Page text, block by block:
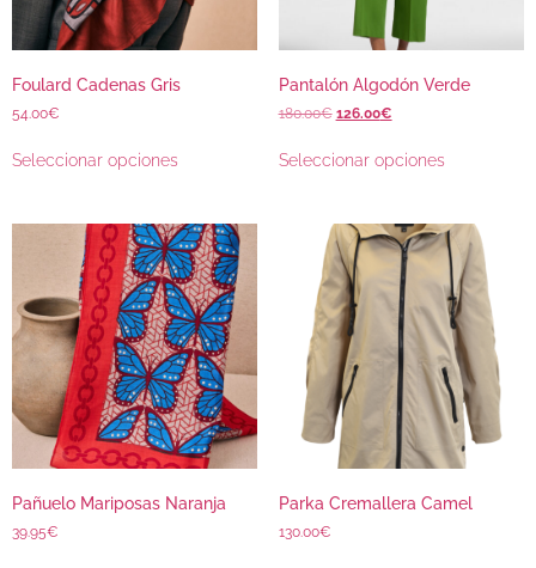
Foulard Cadenas Gris
54.00€
Seleccionar opciones
Pantalón Algodón Verde
180.00€ 126.00€
Seleccionar opciones
Pañuelo Mariposas Naranja
39.95€
Parka Cremallera Camel
130.00€